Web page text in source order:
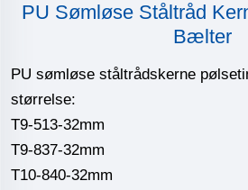
PU Sømløse Ståltråd
Bælter
PU sømløse ståltrådskerne
størrelse:
T9-513-32mm
T9-837-32mm
T10-840-32mm